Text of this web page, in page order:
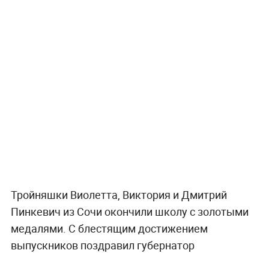
Тройняшки Виолетта, Виктория и Дмитрий
Пинкевич из Сочи окончили школу с золотыми
медалями. С блестящим достижением
выпускников поздравил губернатор